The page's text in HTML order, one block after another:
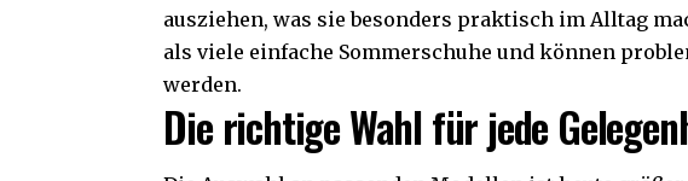
ausziehen, was sie besonders praktisch im Alltag
als viele einfache Sommerschuhe und können
werden.
Die richtige Wahl für jede